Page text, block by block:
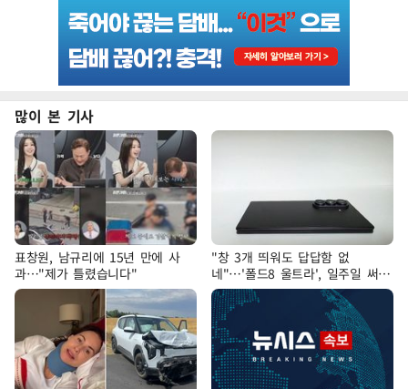
많이 본 기사
표창원, 남규리에 15년 만에 사
과…"제가 틀렸습니다"
"창 3개 띄워도 답답함 없
네"…'폴드8 울트라', 일주일 써보
니